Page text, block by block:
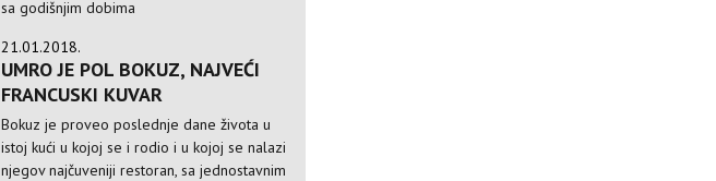
sa godišnjim dobima
21.01.2018.
UMRO JE POL BOKUZ, NAJVEĆI
FRANCUSKI KUVAR
Bokuz je proveo poslednje dane života u
istoj kući u kojoj se i rodio i u kojoj se nalazi
njegov najčuveniji restoran, sa jednostavnim